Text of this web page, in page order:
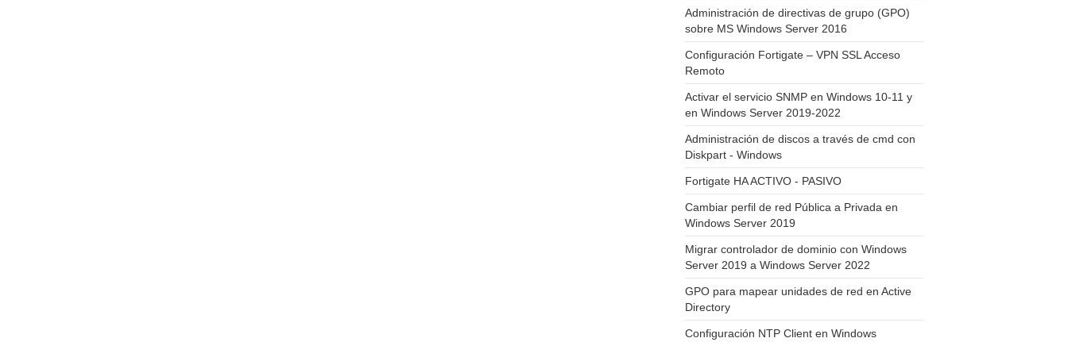
Administración de directivas de grupo (GPO)
sobre MS Windows Server 2016
Configuración Fortigate – VPN SSL Acceso
Remoto
Activar el servicio SNMP en Windows 10-11 y
en Windows Server 2019-2022
Administración de discos a través de cmd con
Diskpart - Windows
Fortigate HA ACTIVO - PASIVO
Cambiar perfil de red Pública a Privada en
Windows Server 2019
Migrar controlador de dominio con Windows
Server 2019 a Windows Server 2022
GPO para mapear unidades de red en Active
Directory
Configuración NTP Client en Windows